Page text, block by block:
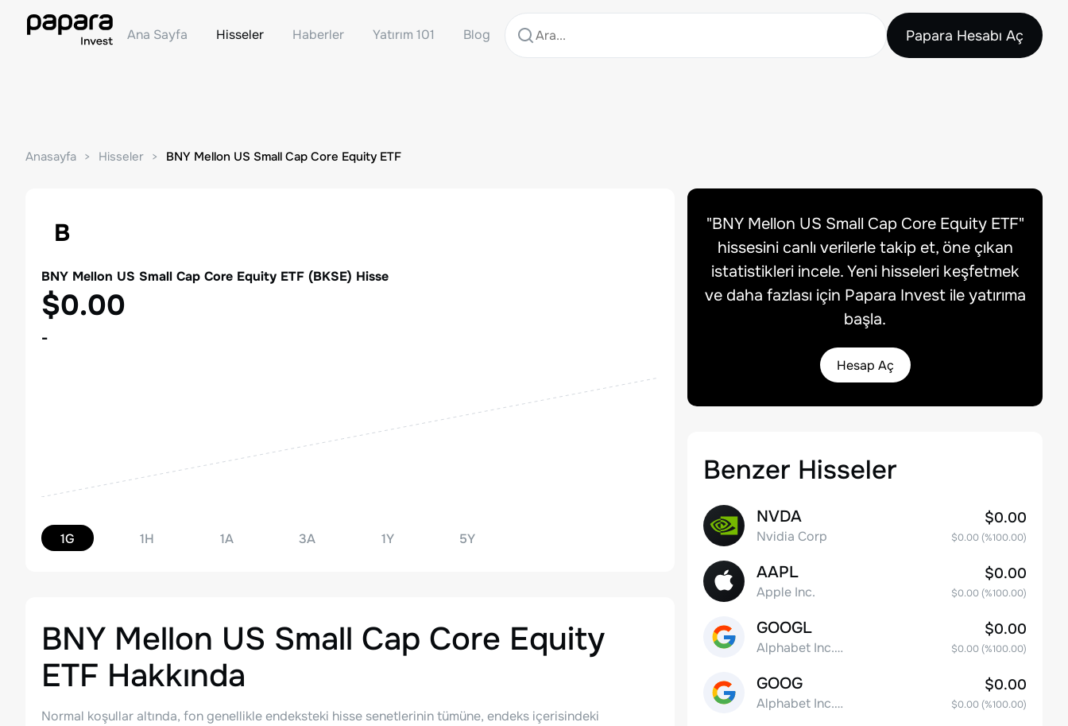
Ana Sayfa Hisseler Haberler Yatırım 101 Blog Papara Hesabı Aç
Anasayfa Hisseler BNY Mellon US Small Cap Core Equity ETF
B
BNY Mellon US Small Cap Core Equity ETF (BKSE) Hisse
$0.00
-
1G 1H 1A 3A 1Y 5Y
BNY Mellon US Small Cap Core Equity
ETF Hakkında
Normal koşullar altında, fon genellikle endeksteki hisse senetlerinin tümüne, endeks içerisindeki
"BNY Mellon US Small Cap Core Equity ETF"
hissesini canlı verilerle takip et, öne çıkan
istatistikleri incele. Yeni hisseleri keşfetmek
ve daha fazlası için Papara Invest ile yatırıma
başla.
Hesap Aç
Benzer Hisseler
NVDA
Nvidia Corp
$0.00
$0.00(%100.00)
AAPL
Apple Inc.
$0.00
$0.00(%100.00)
GOOGL
Alphabet Inc. Class A Common Stock
$0.00
$0.00(%100.00)
GOOG
Alphabet Inc. Class C Capital Stock
$0.00
$0.00(%100.00)